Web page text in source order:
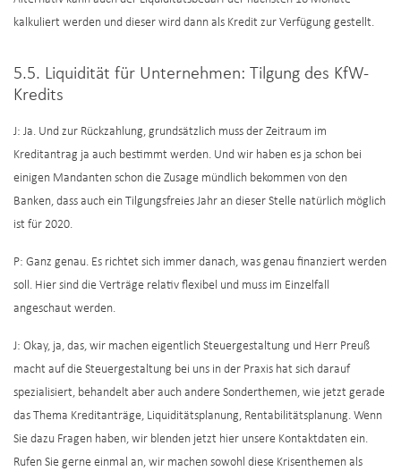
kalkuliert werden und dieser wird dann als Kredit zur Verfügung gestellt.
5.5. Liquidität für Unternehmen: Tilgung des KfW-
Kredits
J: Ja. Und zur Rückzahlung, grundsätzlich muss der Zeitraum im
Kreditantrag ja auch bestimmt werden. Und wir haben es ja schon bei
einigen Mandanten schon die Zusage mündlich bekommen von den
Banken, dass auch ein Tilgungsfreies Jahr an dieser Stelle natürlich möglich
ist für 2020.
P: Ganz genau. Es richtet sich immer danach, was genau finanziert werden
soll. Hier sind die Verträge relativ flexibel und muss im Einzelfall
angeschaut werden.
J: Okay, ja, das, wir machen eigentlich Steuergestaltung und Herr Preuß
macht auf die Steuergestaltung bei uns in der Praxis hat sich darauf
spezialisiert, behandelt aber auch andere Sonderthemen, wie jetzt gerade
das Thema Kreditanträge, Liquiditätsplanung, Rentabilitätsplanung. Wenn
Sie dazu Fragen haben, wir blenden jetzt hier unsere Kontaktdaten ein.
Rufen Sie gerne einmal an, wir machen sowohl diese Krisenthemen als